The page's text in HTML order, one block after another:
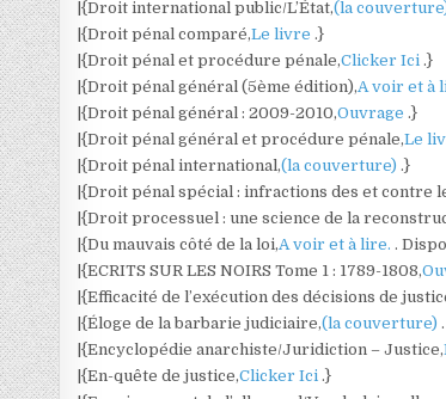
|{Droit international public/L’État,(la
|{Droit pénal comparé,Le livre.}
|{Droit pénal et procédure pénale,Clicker Ici.}
|{Droit pénal général (5ème édition),A voir et à
|{Droit pénal général : 2009-2010,Ouvrage.}
|{Droit pénal général et procédure pénale,Le
|{Droit pénal international,(la couverture).}
|{Droit pénal spécial : infractions des et contre
|{Droit processuel : une science de la
|{Du mauvais côté de la loi,A voir et à lire..
|{ECRITS SUR LES NOIRS Tome 1 : 1789-1808,
|{Efficacité de l’exécution des décisions de
|{Éloge de la barbarie judiciaire,(la couverture)
|{Encyclopédie anarchiste/Juridiction – Justice,
|{En-quête de justice,Clicker Ici.}